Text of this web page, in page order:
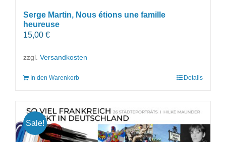
Serge Martin, Nous étions une famille
heureuse
15,00 €
zzgl. Versandkosten
In den Warenkorb Details
Sale!